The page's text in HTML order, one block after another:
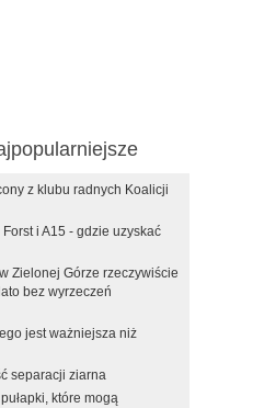
z klubu radnych Koalicji
i A15 - gdzie uzyskać
Zielonej Górze rzeczywiście
bez wyrzeczeń
jest ważniejsza niż
separacji ziarna
które mogą